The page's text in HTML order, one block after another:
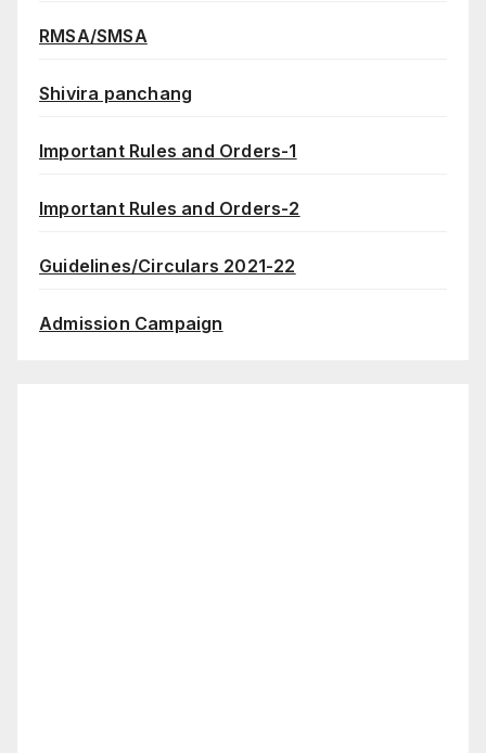
RMSA/SMSA
Shivira panchang
Important Rules and Orders-1
Important Rules and Orders-2
Guidelines/Circulars 2021-22
Admission Campaign